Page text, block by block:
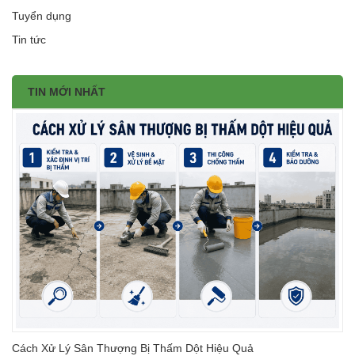
Tuyển dụng
Tin tức
TIN MỚI NHẤT
Cách Xử Lý Sân Thượng Bị Thấm Dột Hiệu Quả